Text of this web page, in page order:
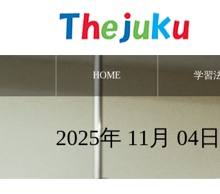
HOME 学習
2025年 11月 04